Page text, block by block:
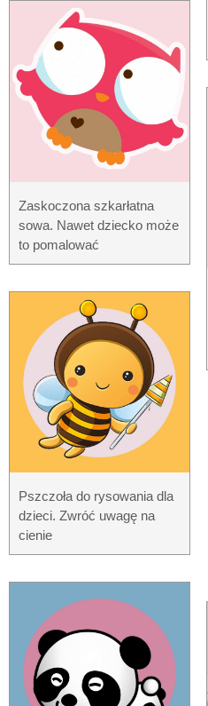
Zaskoczona szkarłatna
sowa. Nawet dziecko może
to pomalować
Pszczoła do rysowania dla
dzieci. Zwróć uwagę na
cienie